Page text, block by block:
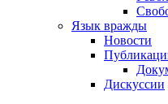
Язык вражды
Новости
Дискуссии